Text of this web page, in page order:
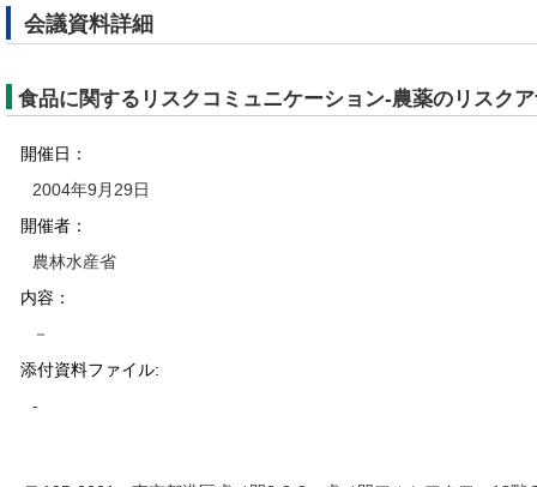
会議資料詳細
食品に関するリスクコミュニケーション-農薬のリスク
開催日：
2004年9月29日
開催者：
農林水産省
内容：
－
添付資料ファイル:
-